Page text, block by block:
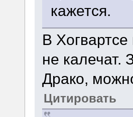
кажется.
В
не калечат.
Драко,
Цитировать